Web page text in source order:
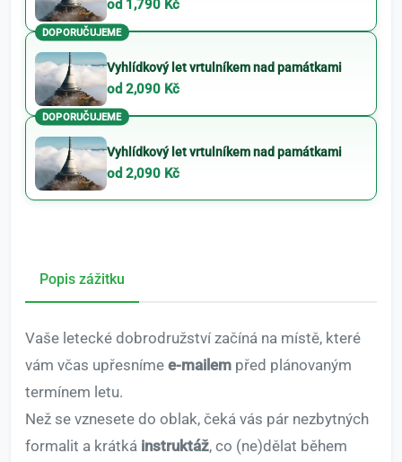
od 1,790 Kč
DOPORUČUJEME
Vyhlídkový let vrtulníkem nad památkami
od 2,090 Kč
DOPORUČUJEME
Vyhlídkový let vrtulníkem nad památkami
od 2,090 Kč
Popis zážitku
Vaše letecké dobrodružství začíná na místě, které
vám včas upřesníme e-mailem před plánovaným
termínem letu.
Než se vznesete do oblak, čeká vás pár nezbytných
formalit a krátká instruktáž, co (ne)dělat během